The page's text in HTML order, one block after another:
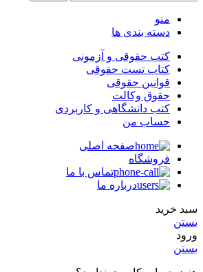
منو
دسته بندی ها
کتب حقوقی و آزمونی
کتاب تست حقوقی
قوانین حقوقی
حقوق وکالت
کتب دانشگاهی و کاربردی
حساب من
صفحه اصلی
فروشگاه
تماس با ما
درباره ما
سبد خرید
بستن
ورود
بستن